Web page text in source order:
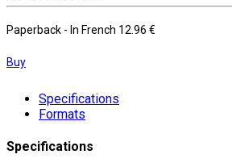
Paperback - In French 12.96 €
Buy
Specifications
Formats
Specifications